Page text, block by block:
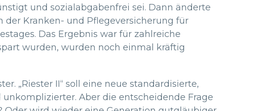
und sozialabgabenfrei sei. Dann änderte
Kranken- und Pflegeversicherung für
Das Ergebnis war für zahlreiche
wurden, wurden noch einmal kräftig
„Riester II“ soll eine neue standardisierte,
Aber die entscheidende Frage